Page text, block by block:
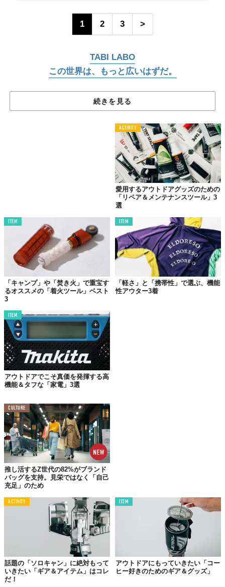
1 2 3 >
TABI LABO
この世界は、もっと広いはずだ。
続きを見る
ACTIVITY
愛用するアウトドアグッズのための
「リペア＆メンテナンスツール」3
選
ITEM
「キャンプ」や「焚き火」で重宝す
るオススメの「着火ツール」ベスト
3
ITEM
「軽さ」と「携帯性」で選ぶ、機能
性アウター3着
ITEM
アウトドアでこそ真価を発揮する高
機能＆タフな「家電」3選
CULTURE
推し活するZ世代の82%がブランド
バッグを支持。見栄ではなく「自己
充足」のため
ACTIVITY
話題の「ソロキャン」に絶対もって
いきたい「ギア＆アイテム」はコレ
だ！
ITEM
アウトドアにもっていきたい「コー
ヒー好きのためのギア＆グッズ」